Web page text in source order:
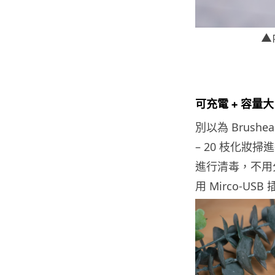
▲
可充電 + 容量大
別以為
– 20 枝化妝掃
進行清毒，不
用 Mirco-USB